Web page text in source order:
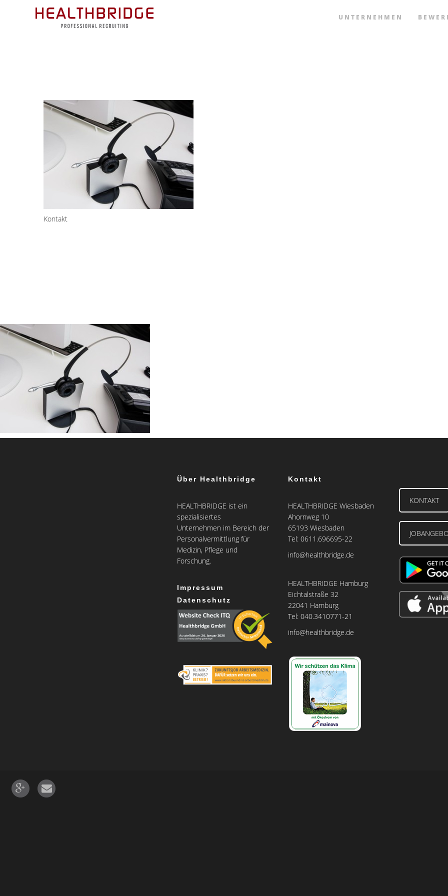
UNTERNEHMEN
Kontakt
Über Healthbridge
HEALTHBRIDGE ist ein
spezialisiertes
Unternehmen im Bereich der
Personalvermittlung für
Medizin, Pflege und
Forschung.
Impressum
Datenschutz
Kontakt
HEALTHBRIDGE Wiesbaden
Ahornweg 10
65193 Wiesbaden
Tel: 0611.696695-22
info@healthbridge.de
HEALTHBRIDGE Hamburg
Eichtalstraße 32
22041 Hamburg
Tel: 040.3410771-21
info@healthbridge.de
KONTAKT